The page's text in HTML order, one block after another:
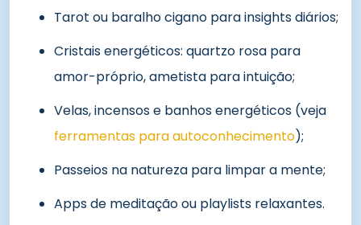
Tarot ou baralho cigano para insights diários;
Cristais energéticos: quartzo rosa para
amor-próprio, ametista para intuição;
Velas, incensos e banhos energéticos (veja
ferramentas para autoconhecimento);
Passeios na natureza para limpar a mente;
Apps de meditação ou playlists relaxantes.